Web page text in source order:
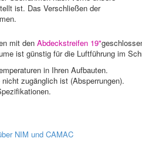
ist. Das Verschließen der
mit den Abdeckstreifen 19"
ist günstig für die Luftführung im
in Ihren Aufbauten.
zugänglich ist (Absperrungen).
NIM und CAMAC